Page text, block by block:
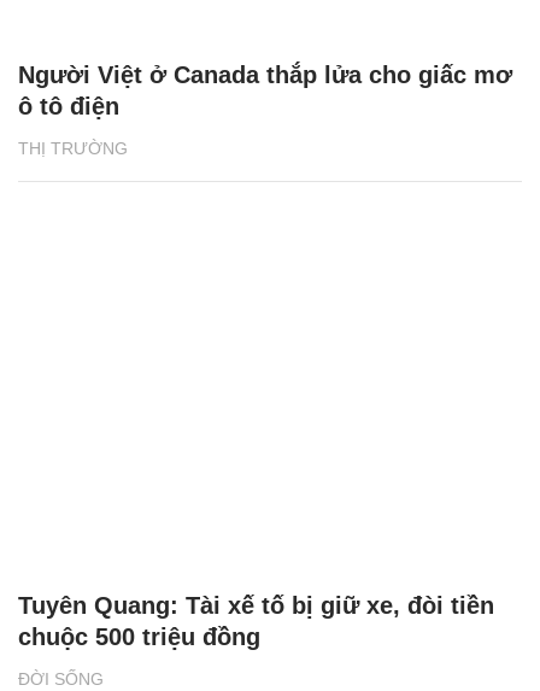
THỊ TRƯỜNG
Người Việt ở Canada thắp lửa cho giấc mơ
ô tô điện
ĐỜI SỐNG
Tuyên Quang: Tài xế tố bị giữ xe, đòi tiền
chuộc 500 triệu đồng